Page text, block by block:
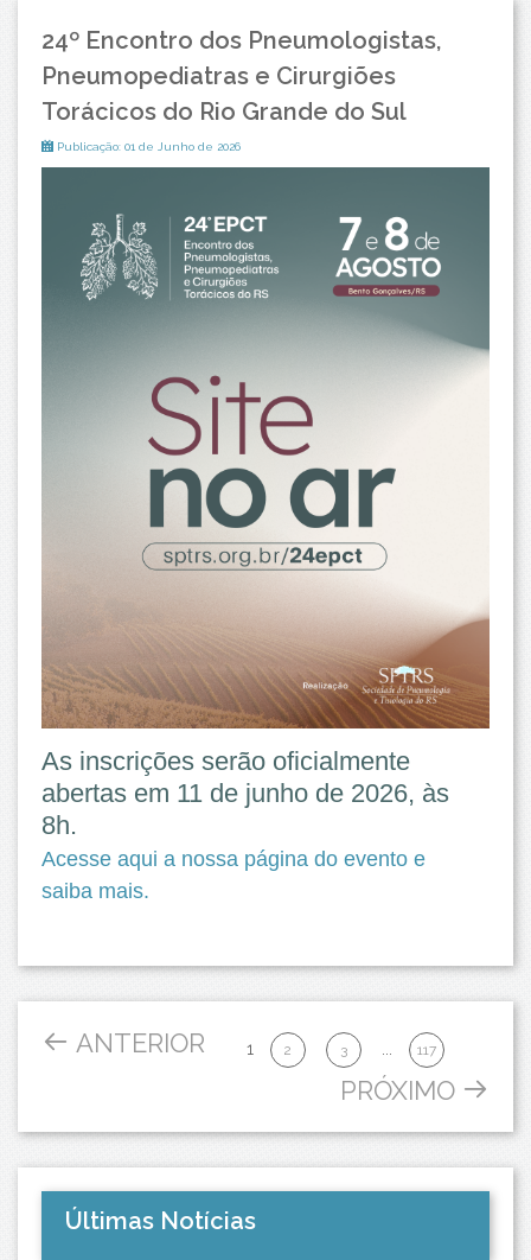
24º Encontro dos Pneumologistas,
Pneumopediatras e Cirurgiões
Torácicos do Rio Grande do Sul
Publicação: 01 de Junho de 2026
As inscrições serão oficialmente
abertas em 11 de junho de 2026, às
8h.
Acesse aqui a nossa página do evento e
saiba mais.
ANTERIOR 1 2 3 117
PRÓXIMO
Últimas Notícias